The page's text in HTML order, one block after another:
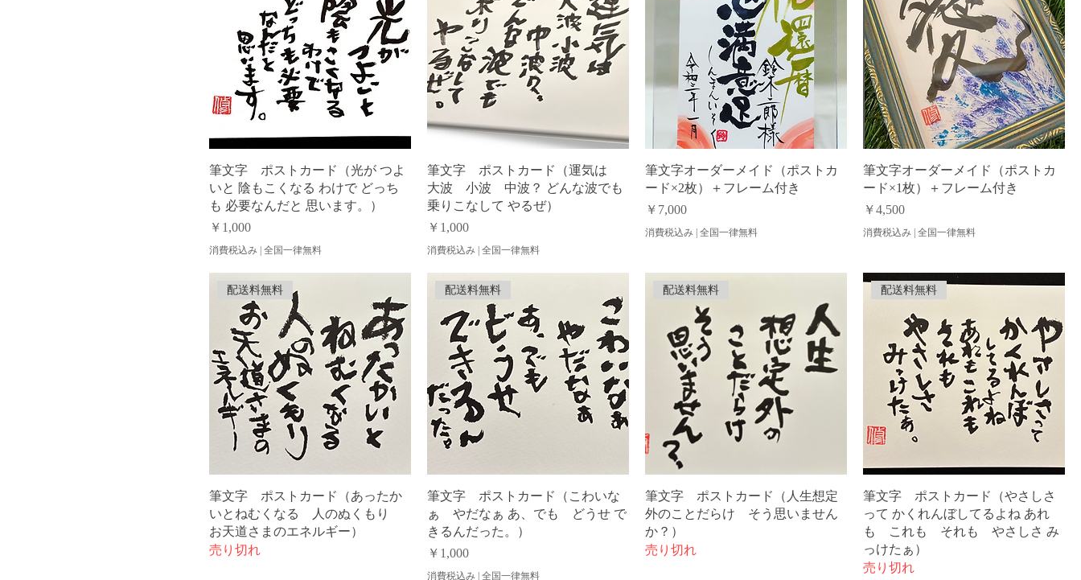
筆文字 ポストカード（光が つよ
いと 陰もこくなる わけで どっち
も 必要なんだと 思います。）
価格
￥1,000
消費税込み | 全国一律無料
筆文字 ポストカード（運気は
大波 小波 中波？ どんな波でも
乗りこなして やるぜ）
価格
￥1,000
消費税込み | 全国一律無料
筆文字オーダーメイド（ポストカ
ード×2枚）＋フレーム付き
価格
￥7,000
消費税込み | 全国一律無料
筆文字オーダーメイド（ポストカ
ード×1枚）＋フレーム付き
価格
￥4,500
消費税込み | 全国一律無料
配送料無料
筆文字 ポストカード（あったか
いとねむくなる 人のぬくもり
お天道さまのエネルギー）
売り切れ
配送料無料
筆文字 ポストカード（こわいな
ぁ やだなぁ あ、でも どうせ で
きるんだった。）
価格
￥1,000
消費税込み | 全国一律無料
配送料無料
筆文字 ポストカード（人生想定
外のことだらけ そう思いません
か？）
売り切れ
配送料無料
筆文字 ポストカード（やさしさ
って かくれんぼしてるよね あれ
も これも それも やさしさ み
っけたぁ）
売り切れ